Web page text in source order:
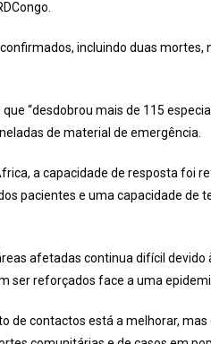
incluindo duas mortes,
“desdobrou mais de 115
de material de emergência.
a capacidade de resposta foi
pacientes e uma capacidade de
afetadas continua difícil devido
ser reforçados face a uma
de contactos está a melhorar,